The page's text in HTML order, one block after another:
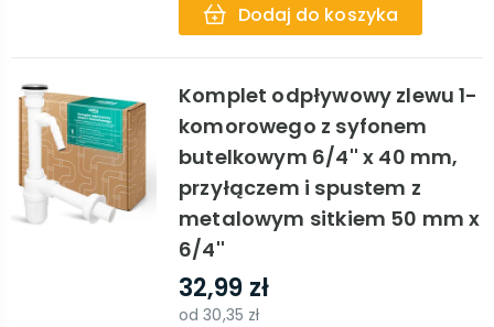
Dodaj do koszyka
Komplet odpływowy zlewu 1-
komorowego z syfonem
butelkowym 6/4'' x 40 mm,
przyłączem i spustem z
metalowym sitkiem 50 mm x
6/4''
32,99 zł
od30,35 zł